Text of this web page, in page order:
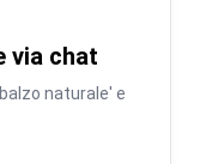
via chat
naturale' e